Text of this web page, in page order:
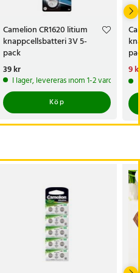
Camelion CR1620 litium
knappcellsbatteri 3V 5-
pack
Pris:
39 kr
I lager, levereras inom 1-2 vardagar
Köp
9